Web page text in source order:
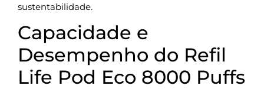
sustentabilidade.
Capacidade e
Desempenho do Refil
Life Pod Eco 8000 Puffs